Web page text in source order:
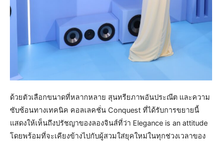
ด้วยตัวเลือกขนาดที่หลากหลาย สุนทรียภาพอันประณีต และความ
ซับซ้อนทางเทคนิค คอลเลคชั่น Conquest ที่ได้รับการขยายนี้
แสดงให้เห็นถึงปรัชญาของลองจินส์ที่ว่า Elegance is an attitude
โดยพร้อมที่จะเคียงข้างไปกับผู้สวมใส่ยุคใหม่ในทุกช่วงเวลาของ